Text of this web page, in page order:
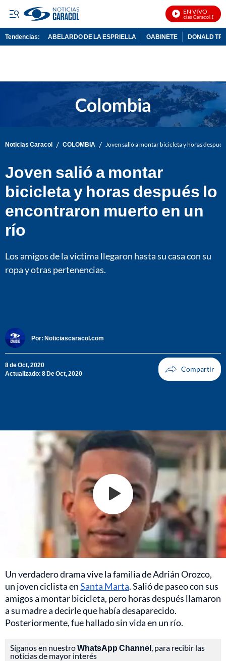
EN VIVO
Noticias Caracol En Vivo
Tendencias: ABELARDO DE LA ESPRIELLA GABINETE DONALD
Noticias Caracol / COLOMBIA / Joven salió a montar bicicleta y horas
Joven salió a montar
bicicleta y horas después lo
encontraron muerto en un
río
Los amigos de la víctima llegaron hasta su casa con su
ropa y otras pertenencias.
Por: Noticiascaracol.com
8 de Oct, 2020
Actualizado: 8 De Oct, 2020
Un verdadero drama vive la familia de Adrián Orozco,
un joven ciclista enSanta Marta. Salió de paseo con sus
amigos a montar bicicleta, pero horas después llamaron
a su madre a decirle que había desaparecido.
Posteriormente, fue hallado sin vida en un río.
Síganos en nuestroWhatsApp Channel , para recibir las
noticias de mayor interés